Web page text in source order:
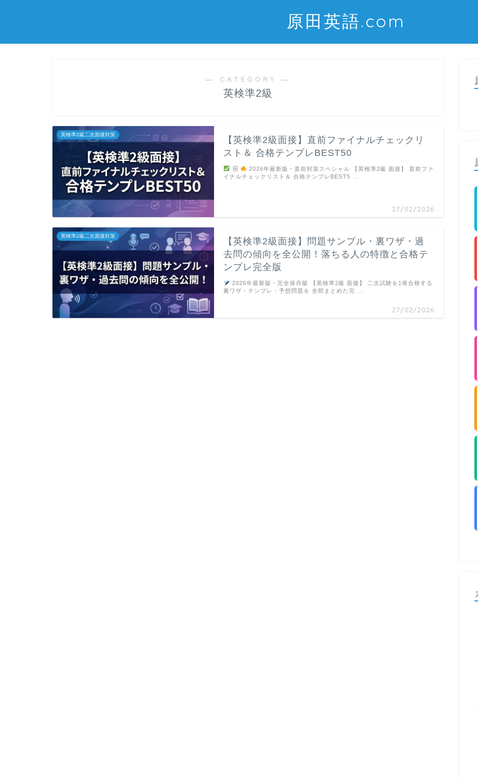
原田英語.com
― CATEGORY ―
英検準2級
英検準2級二次面接対策
【英検準2級面接】直前ファイナルチェックリ
スト＆ 合格テンプレBEST50
27/02/2026
2026年最新版・直前対策スペシャル 【英検準2級 面接】 直前ファ
イナルチェックリスト＆ 合格テンプレBEST5 …
英検準2級二次面接対策
【英検準2級面接】問題サンプル・裏ワザ・過
去問の傾向を全公開！落ちる人の特徴と合格テ
ンプレ完全版
27/02/2026
2026年最新版・完全保存版 【英検準2級 面接】 二次試験を1発合格する
裏ワザ・テンプレ・予想問題を 全部まとめた完 …